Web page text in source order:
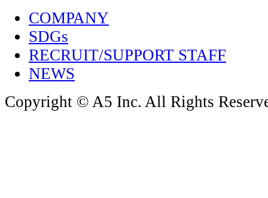
COMPANY
SDGs
RECRUIT/SUPPORT STAFF
NEWS
Copyright © A5 Inc. All Rights